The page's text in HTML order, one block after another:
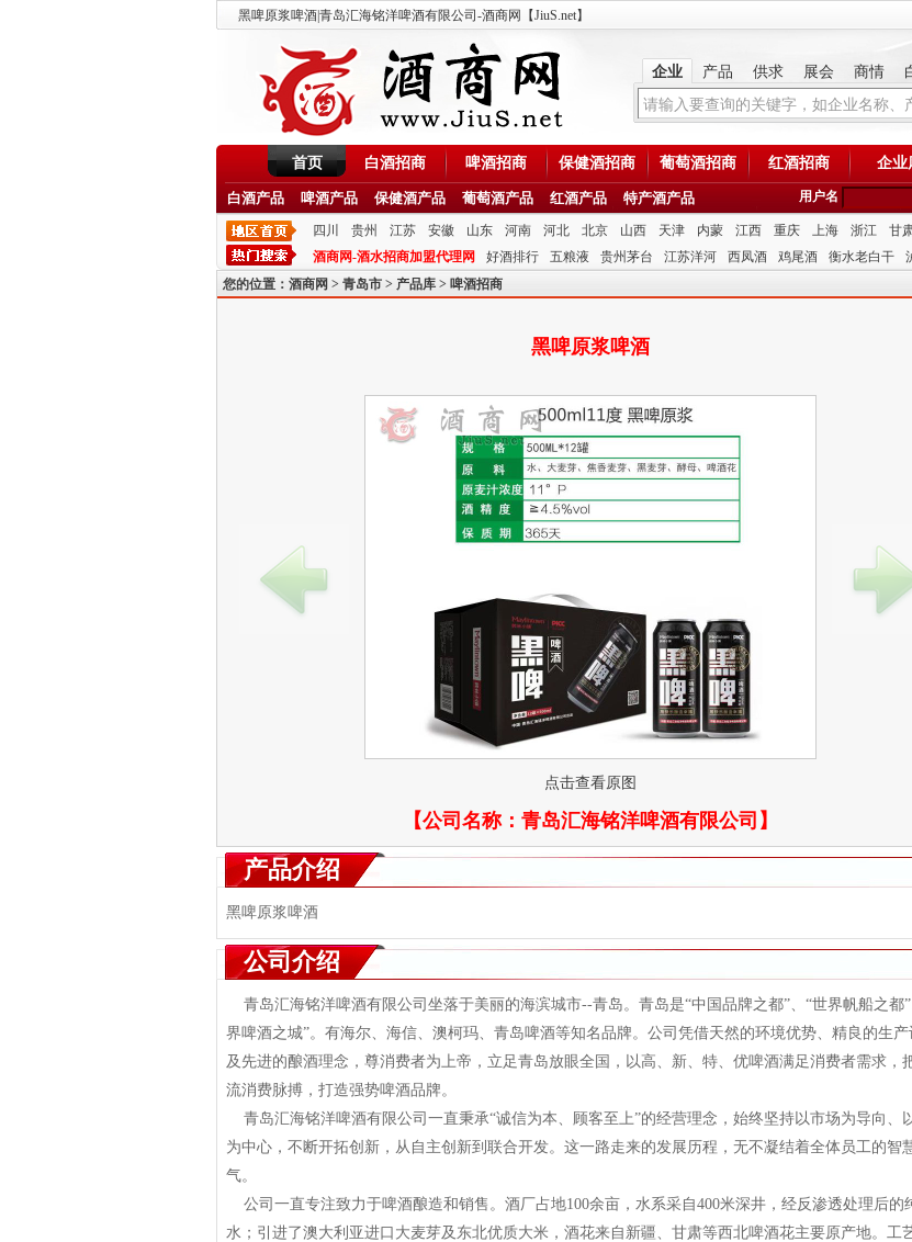
黑啤原浆啤酒|青岛汇海铭洋啤酒有限公司-酒商网【JiuS.net】
企业 产品 供求 展会 商情
首页 白酒招商 啤酒招商 保健酒招商 葡萄酒招商 红酒招商 企业
白酒产品 啤酒产品 保健酒产品 葡萄酒产品 红酒产品 特产酒产品 用户名
四川 贵州 江苏 安徽 山东 河南 河北 北京 山西 天津 内蒙 江西 重庆 上海 浙江 甘
酒商网-酒水招商加盟代理网
好酒排行 五粮液 贵州茅台 江苏洋河 西凤酒 鸡尾酒 衡水老白干
您的位置： 酒商网 > 青岛市 > 产品库 > 啤酒招商
黑啤原浆啤酒
点击查看原图
【公司名称： 青岛汇海铭洋啤酒有限公司 】
产品介绍
黑啤原浆啤酒
公司介绍
青岛汇海铭洋啤酒有限公司坐落于美丽的海滨城市--青岛。青岛是“中国品牌之都”、“世界帆船之都
界啤酒之城”。有海尔、海信、澳柯玛、青岛啤酒等知名品牌。公司凭借天然的环境优势、精良的生产
及先进的酿酒理念，尊消费者为上帝，立足青岛放眼全国，以高、新、特、优啤酒满足消费者需求，
流消费脉搏，打造强势啤酒品牌。
青岛汇海铭洋啤酒有限公司一直秉承“诚信为本、顾客至上”的经营理念，始终坚持以市场为导向、
为中心，不断开拓创新，从自主创新到联合开发。这一路走来的发展历程，无不凝结着全体员工的智
气。
公司一直专注致力于啤酒酿造和销售。酒厂占地100余亩，水系采自400米深井，经反渗透处理后的
水；引进了澳大利亚进口大麦芽及东北优质大米，酒花来自新疆、甘肃等西北啤酒花主要原产地。工